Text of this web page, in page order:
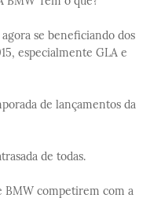
se beneficiando dos
especialmente GLA e
de lançamentos da
de todas.
BMW competirem com a